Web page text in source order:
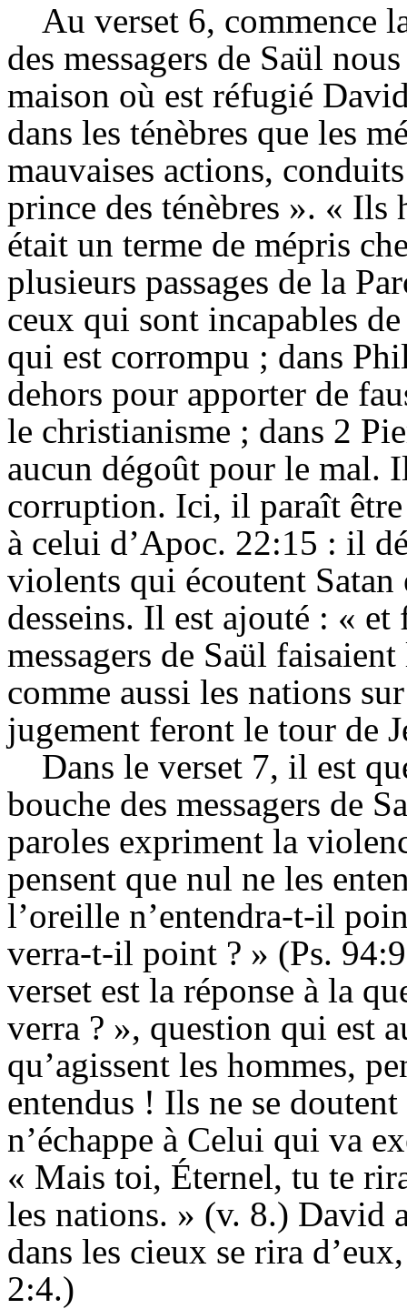
Au verset 6, commence
des messagers de Saül
maison où est réfugié
dans les ténèbres que les
mauvaises actions,
prince des ténèbres ». «
était un terme de mépris
plusieurs passages de la
ceux qui sont incapables
qui est corrompu ; dans
dehors pour apporter de
le christianisme ; dans 2
aucun dégoût pour le mal.
corruption. Ici, il paraît être
à celui d’Apoc. 22:15 : il
violents qui écoutent
desseins. Il est ajouté : «
messagers de Saül
comme aussi les nations
jugement feront le tour de
Dans le verset 7, il est
bouche des messagers de
paroles expriment la
pensent que nul ne les
l’oreille n’entendra-t-il
verra-t-il point ? » (Ps.
verset est la réponse à la
verra ? », question qui est
qu’agissent les hommes,
entendus ! Ils ne se
n’échappe à Celui qui va
« Mais toi, Éternel, tu te
les nations. » (v. 8.) David
dans les cieux se rira
2:4.)